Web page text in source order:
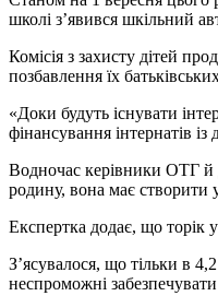
школі з’явився шкільний
Комісія з захисту дітей
позбавлення їх
«Доки будуть існувати
фінансування інтернатів
Водночас керівники ОТГ й
родину, вона має створити
Експертка додає, що торік у
З’ясувалося, що тільки в
неспроможні забезпечувати